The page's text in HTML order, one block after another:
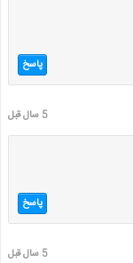
پاسخ
5 سال قبل
پاسخ
5 سال قبل